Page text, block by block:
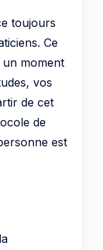
toujours
Ce
moment
vos
de cet
de
est